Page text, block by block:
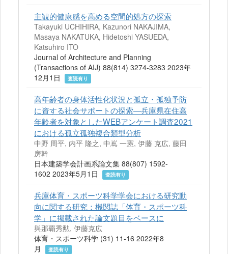
主観的健康感を高める空間的処方の探索
Takayuki UCHIHIRA, Kazunori NAKAJIMA,
Masaya NAKATUKA, Hidetoshi YASUEDA,
Katsuhiro ITO
Journal of Architecture and Planning
(Transactions of AIJ) 88(814) 3274-3283 2023年
12月1日
査読有り
高年齢者の身体活性化状況と孤立・孤独予防
に資する社会サポートの探索—兵庫県在住高
年齢者を対象としたWEBアンケート調査2021
における孤立孤独複合類型分析
中野 周平, 内平 隆之, 中嶌 一憲, 伊藤 克広, 藤田
房幹
日本建築学会計画系論文集 88(807) 1592-
1602 2023年5月1日
査読有り
兵庫体育・スポーツ科学学会における研究動
向に関する研究：機関誌「体育・スポーツ科
学」に掲載された論文題目をベースに
與那覇秀勲, 伊藤克広
体育・スポーツ科学 (31) 11-16 2022年8
月
査読有り